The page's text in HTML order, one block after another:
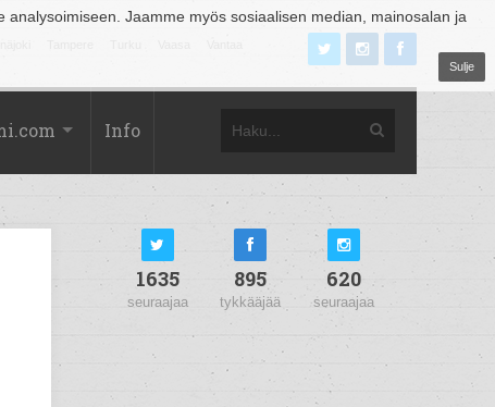
Jaamme myös sosiaalisen median, mainosalan ja
Sulje
Info
1635
seuraajaa
895
tykkääjää
620
seuraajaa